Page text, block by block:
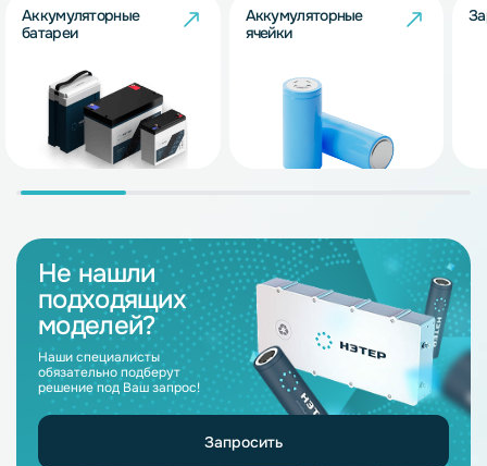
Аккумуляторные
батареи
Аккумуляторные
ячейки
Не нашли
подходящих
моделей?
Наши специалисты
обязательно подберут
решение под Ваш запрос!
Запросить